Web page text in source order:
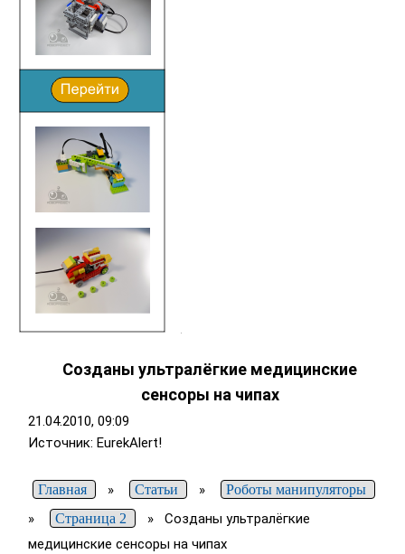
Созданы ультралёгкие медицинские
сенсоры на чипах
21.04.2010, 09:09
Источник: EurekAlert!
Главная » Статьи » Роботы манипуляторы
» Страница 2 » Созданы ультралёгкие
медицинские сенсоры на чипах